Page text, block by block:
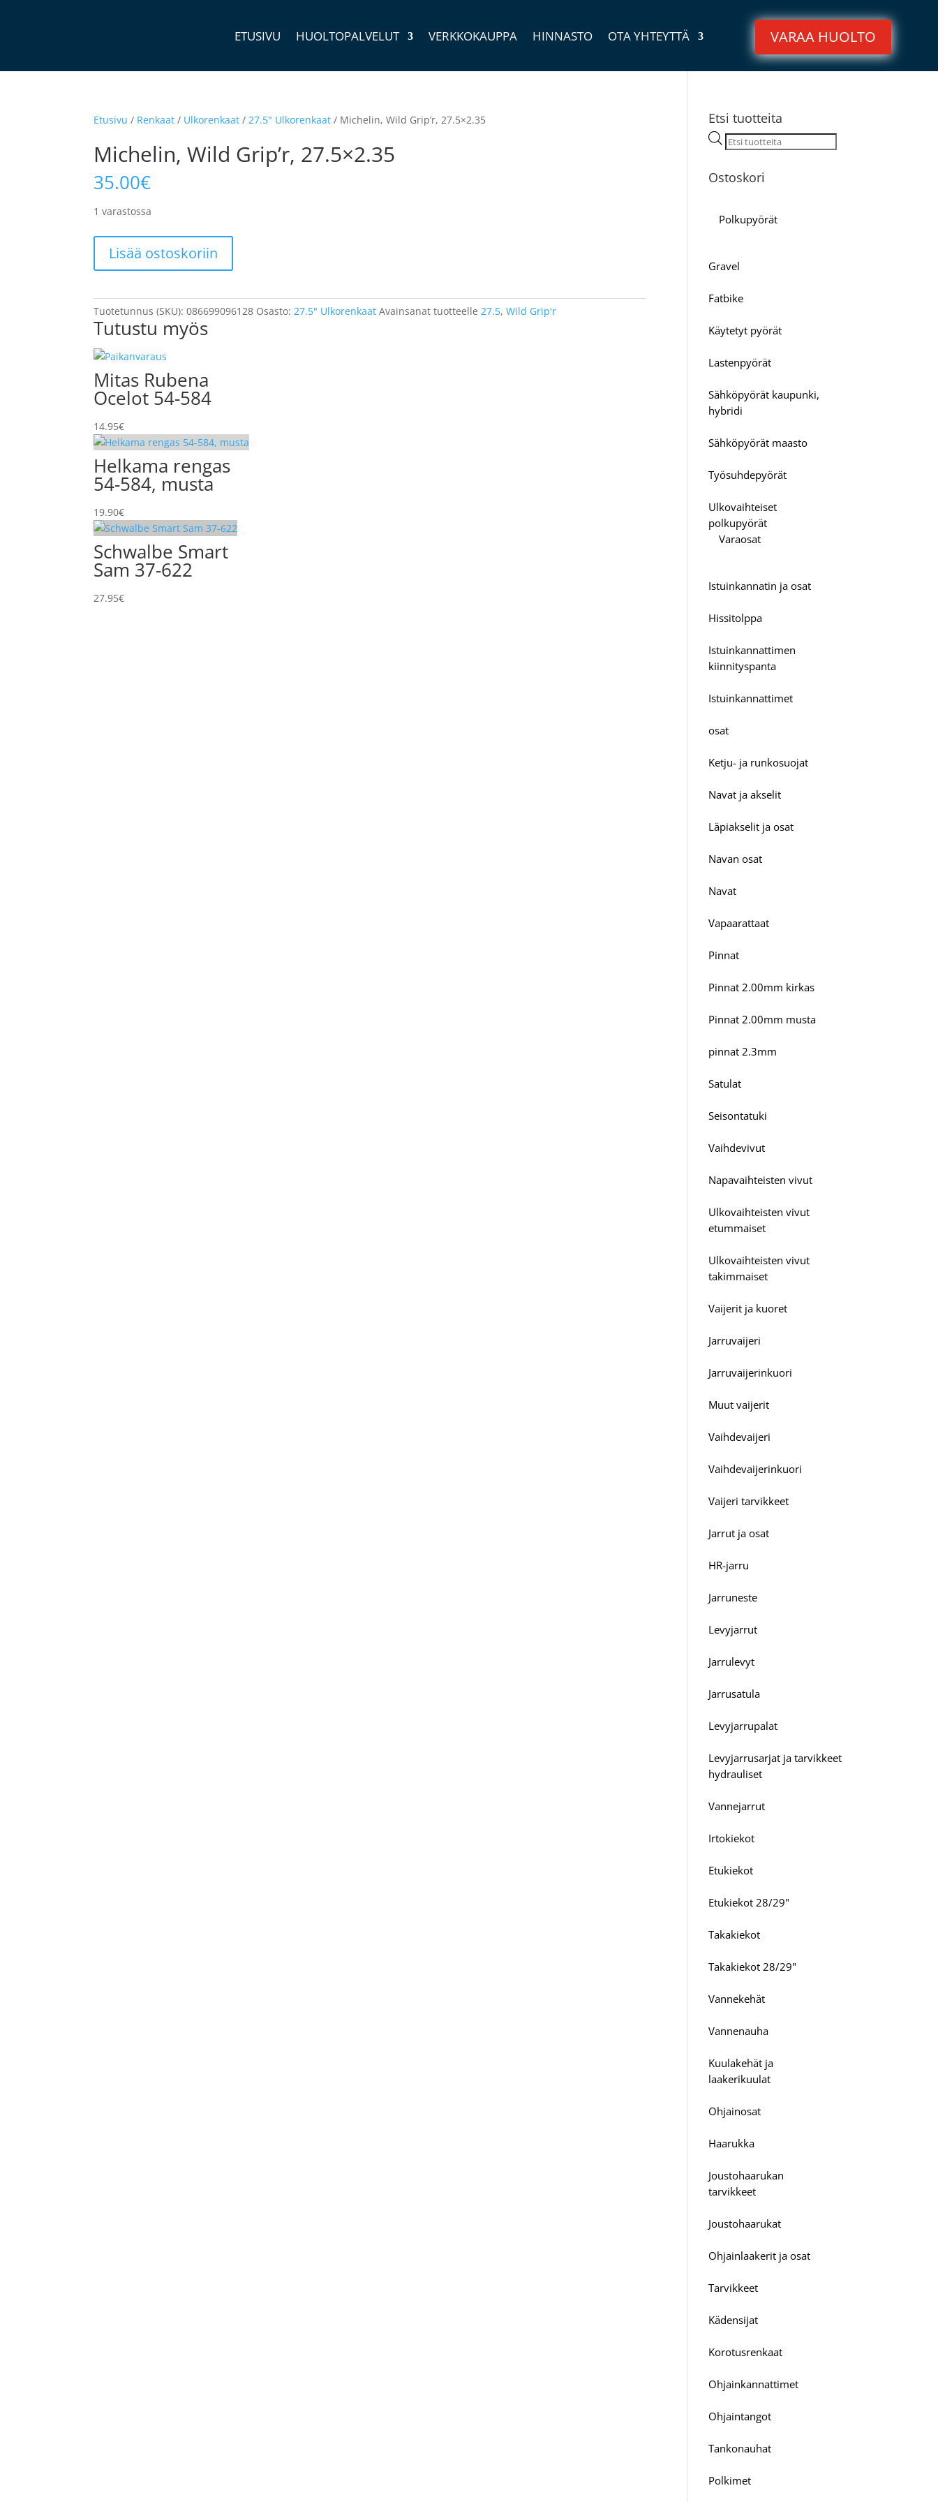
ETUSIVU HUOLTOPALVELUT VERKKOKAUPPA HINNASTO OTA YHTEYTTÄ VARAA HUOLTO
Etusivu / Renkaat / Ulkorenkaat /27.5" Ulkorenkaat / Michelin, Wild Grip’r, 27.5×2.35
Michelin, Wild Grip’r, 27.5×2.35
35.00€
1 varastossa
Wild
Grip'r,
määrä
Lisää ostoskoriin
Tuotetunnus (SKU):086699096128 Osasto:27.5" Ulkorenkaat Avainsanat tuotteelle27.5,Wild Grip'r
Tutustu myös
Mitas Rubena
Ocelot 54-584
14.95€
Helkama rengas
54-584, musta
19.90€
Schwalbe Smart
Sam 37-622
27.95€
Etsi tuotteita
Products
search
Ostoskori
Polkupyörät
Gravel
Fatbike
Käytetyt pyörät
Lastenpyörät
Sähköpyörät kaupunki,
hybridi
Sähköpyörät maasto
Työsuhdepyörät
Ulkovaihteiset
polkupyörät
Varaosat
Istuinkannatin ja osat
Hissitolppa
Istuinkannattimen
kiinnityspanta
Istuinkannattimet
osat
Ketju- ja runkosuojat
Navat ja akselit
Läpiakselit ja osat
Navan osat
Navat
Vapaarattaat
Pinnat
Pinnat 2.00mm kirkas
Pinnat 2.00mm musta
pinnat 2.3mm
Satulat
Seisontatuki
Vaihdevivut
Napavaihteisten vivut
Ulkovaihteisten vivut
etummaiset
Ulkovaihteisten vivut
takimmaiset
Vaijerit ja kuoret
Jarruvaijeri
Jarruvaijerinkuori
Muut vaijerit
Vaihdevaijeri
Vaihdevaijerinkuori
Vaijeri tarvikkeet
Jarrut ja osat
HR-jarru
Jarruneste
Levyjarrut
Jarrulevyt
Jarrusatula
Levyjarrupalat
Levyjarrusarjat ja tarvikkeet
hydrauliset
Vannejarrut
Irtokiekot
Etukiekot
Etukiekot 28/29"
Takakiekot
Takakiekot 28/29"
Vannekehät
Vannenauha
Kuulakehät ja
laakerikuulat
Ohjainosat
Haarukka
Joustohaarukan
tarvikkeet
Joustohaarukat
Ohjainlaakerit ja osat
Tarvikkeet
Kädensijat
Korotusrenkaat
Ohjainkannattimet
Ohjaintangot
Tankonauhat
Polkimet